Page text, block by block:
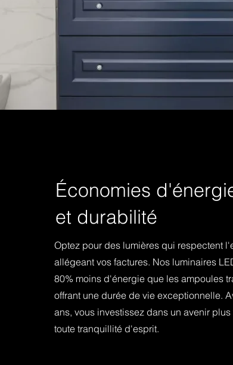
Économies
et durabilité
Optez pour des lumières qui respectent
allégeant vos factures. Nos luminaires
80% moins d'énergie que les ampoules
offrant une durée de vie exceptionnelle.
ans, vous investissez dans un avenir
toute tranquillité d'esprit.